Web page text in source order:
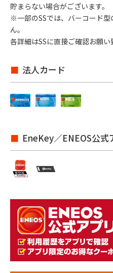
貯まらない場合がございます。
※一部のSSでは、バーコード
ん。
各詳細はSSに直接ご確認お願い
法人カード
EneKey／ENEOS公式